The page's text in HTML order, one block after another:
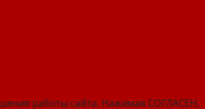
работы сайта. Нажимая СОГЛАСЕН,